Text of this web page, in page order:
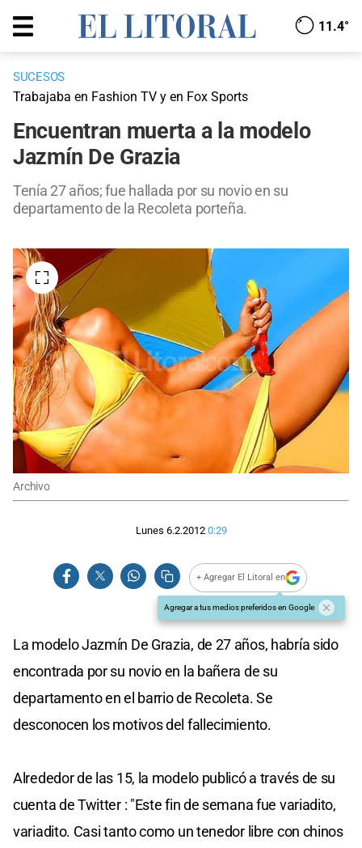
11.4°
SUCESOS
Trabajaba en Fashion TV y en Fox Sports
Encuentran muerta a la modelo
Jazmín De Grazia
Tenía 27 años; fue hallada por su novio en su
departamento de la Recoleta porteña.
Archivo
Lunes 6.2.2012 0:29
+ Agregar El Litoral en
Agregar a tus medios preferidos en Google
La modelo Jazmín De Grazia, de 27 años, habría sido
encontrada por su novio en la bañera de su
departamento en el barrio de Recoleta. Se
desconocen los motivos del fallecimiento.
Alrededor de las 15, la modelo publicó a través de su
cuenta de Twitter : "Este fin de semana fue variadito,
variadito. Casi tanto como un tenedor libre con chinos